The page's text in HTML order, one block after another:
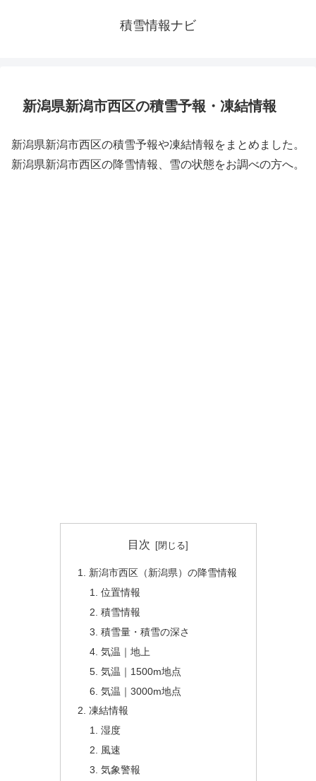
積雪情報ナビ
新潟県新潟市西区の積雪予報・凍結情報
新潟県新潟市西区の積雪予報や凍結情報をまとめました。
新潟県新潟市西区の降雪情報、雪の状態をお調べの方へ。
目次
新潟市西区（新潟県）の降雪情報
位置情報
積雪情報
積雪量・積雪の深さ
気温｜地上
気温｜1500m地点
気温｜3000m地点
凍結情報
湿度
風速
気象警報